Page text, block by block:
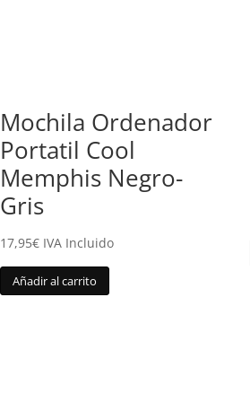
Mochila Ordenador
Portatil Cool
Memphis Negro-
Gris
17,95€ IVA Incluido
Añadir al carrito